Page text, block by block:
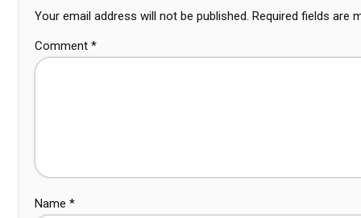
Your email address will not be published. Required fields are
Comment *
Name *